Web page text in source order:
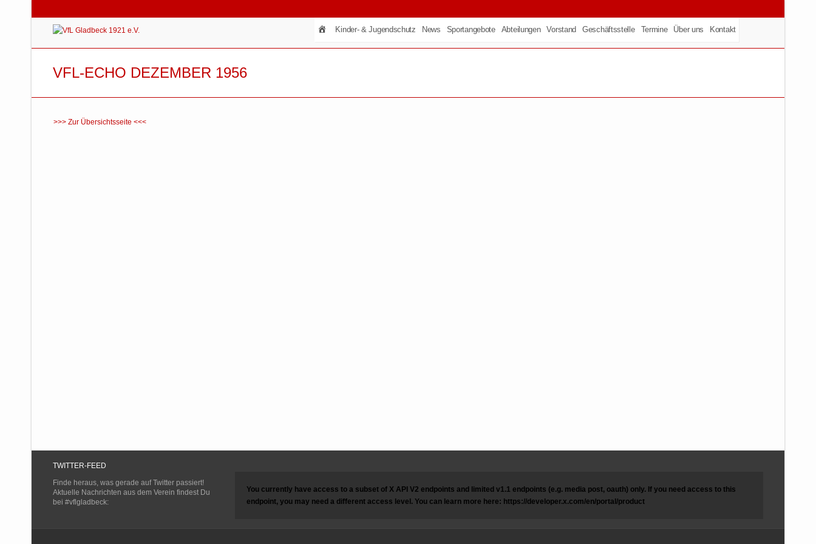
Kinder- & Jugendschutz News Sportangebote Abteilungen Vorstand Geschäftsstelle Termine Über uns Kontakt
VFL-ECHO DEZEMBER 1956
>>> Zur Übersichtsseite <<<
TWITTER-FEED
Finde heraus, was gerade auf Twitter passiert!
Aktuelle Nachrichten aus dem Verein findest Du
bei #vflgladbeck:
You currently have access to a subset of X API V2 endpoints and limited v1.1 endpoints (e.g. media post, oauth) only. If you need access to this
endpoint, you may need a different access level. You can learn more here: https://developer.x.com/en/portal/product